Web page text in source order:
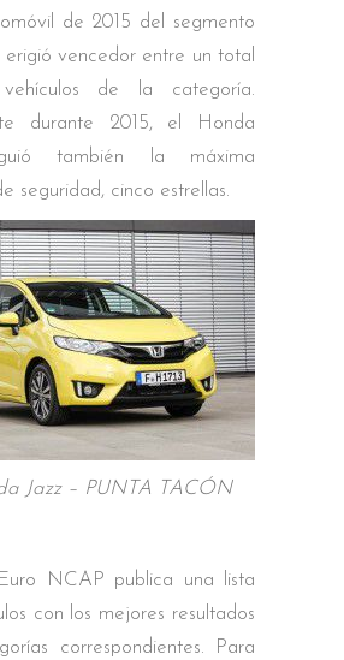
de 2015 del segmento
erigió vencedor entre un total
de la categoría.
durante 2015, el Honda
también la máxima
seguridad, cinco estrellas.
Jazz – PUNTA TACÓN
NCAP publica una lista
con los mejores resultados
correspondientes. Para